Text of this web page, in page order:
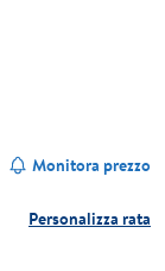
Monitora prezzo
Personalizza rata